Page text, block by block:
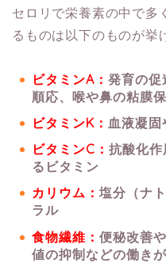
セロリで栄養素の中で多
るものは以下のものが挙
ビタミンA： 発育の促
順応、喉や鼻の粘膜
ビタミンK： 血液凝固
ビタミンC： 抗酸化
るビタミン
カリウム： 塩分（ナ
ラル
食物繊維： 便秘改善
値の抑制などの働き